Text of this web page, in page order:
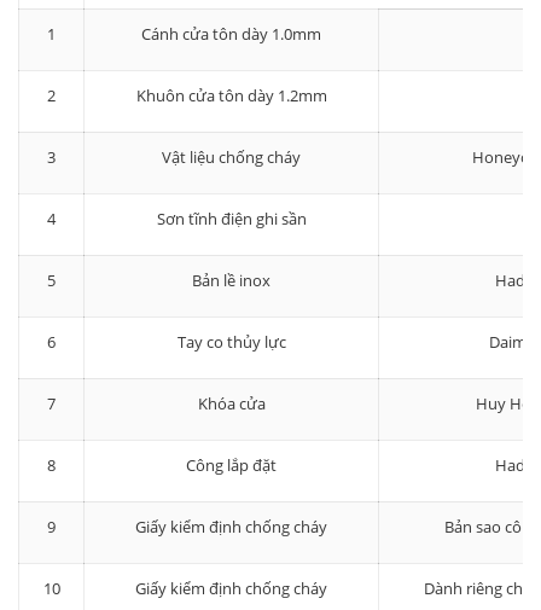
1 Cánh cửa tôn dày 1.0mm
2 Khuôn cửa tôn dày 1.2mm
3 Vật liệu chống cháy
4 Sơn tĩnh điện ghi sần
5 Bản lề inox Hadra
6 Tay co thủy lực
7 Khóa cửa Huy
8 Công lắp đặt Hadra
9 Giấy kiểm định chống cháy Bản sao
10 Giấy kiểm định chống cháy Dành riêng cho